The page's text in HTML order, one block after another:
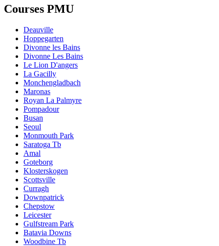
Courses PMU
Deauville
Hoppegarten
Divonne les Bains
Divonne Les Bains
Le Lion D'angers
La Gacilly
Monchengladbach
Maronas
Royan La Palmyre
Pompadour
Busan
Seoul
Monmouth Park
Saratoga Tb
Amal
Goteborg
Klosterskogen
Scottsville
Curragh
Downpatrick
Chepstow
Leicester
Gulfstream Park
Batavia Downs
Woodbine Tb